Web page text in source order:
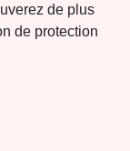
de plus
de protection